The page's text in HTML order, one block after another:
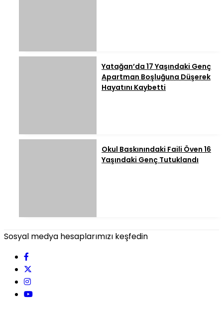
Yatağan’da 17 Yaşındaki Genç
Apartman Boşluğuna Düşerek
Hayatını Kaybetti
Okul Baskınındaki Faili Öven 16
Yaşındaki Genç Tutuklandı
Sosyal medya hesaplarımızı keşfedin